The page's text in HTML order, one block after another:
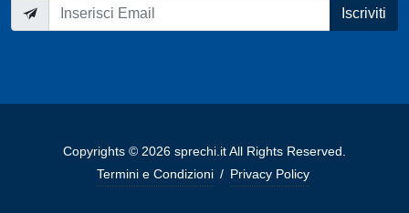
Iscriviti
Copyrights © 2026 sprechi.it All Rights Reserved.
Termini e Condizioni / Privacy Policy